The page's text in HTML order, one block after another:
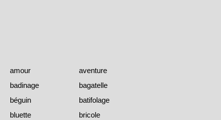
amour
aventure
badinage
bagatelle
béguin
batifolage
bluette
bricole